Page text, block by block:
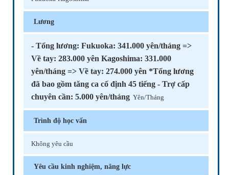
Lương
- Tổng lương: Fukuoka: 341.000 yên/tháng =>
Về tay: 283.000 yên Kagoshima: 331.000
yên/tháng => Về tay: 274.000 yên *Tổng lương
đã bao gồm tăng ca cố định 45 tiếng - Trợ cấp
chuyên cần: 5.000 yên/tháng Yên/Tháng
Trình độ học vấn
Không yêu cầu
Yêu cầu kinh nghiệm, năng lực